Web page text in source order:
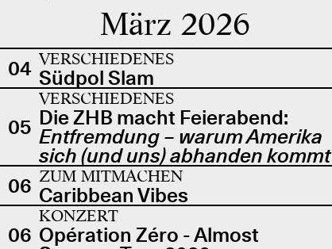
März 2026
04 VERSCHIEDENES
Südpol Slam
05
VERSCHIEDENES
Die ZHB macht Feierabend:
Entfremdung – warum Amerika
sich (und uns) abhanden kommt
06 ZUM MITMACHEN
Caribbean Vibes
06
KONZERT
Opération Zéro - Almost